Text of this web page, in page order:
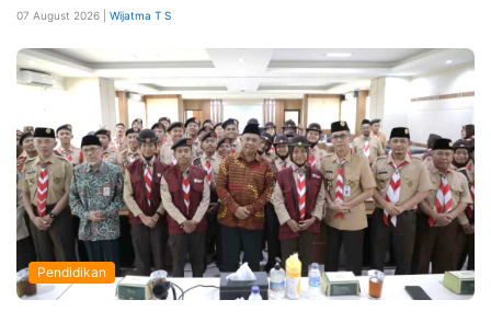
07 August 2026 | Wijatma T S
Pendidikan